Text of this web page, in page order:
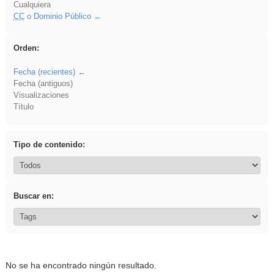
Cualquiera
CCo Dominio Público
Orden:
Fecha (recientes)
Fecha (antiguos)
Visualizaciones
Título
Tipo de contenido:
Buscar en:
No se ha encontrado ningún resultado.